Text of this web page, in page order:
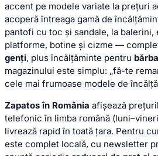
accent pe modele variate la prețuri
acoperă întreaga gamă de
pantofi cu toc și sandale, la balerini,
platforme, botine și cizme —
genți, plus încălțăminte pentru
magazinului este simplu: „fă-te
cele mai frumoase modele de
Zapatos în România afișează
telefonic în limba română
livrează rapid în toată țara. Pentru
este complet locală, cu newsletter